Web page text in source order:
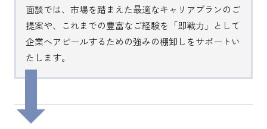
面談では、市場を踏まえた最適なキャリアプランのご
提案や、これまでの豊富なご経験を「即戦力」として
企業へアピールするための強みの棚卸しをサポートい
たします。